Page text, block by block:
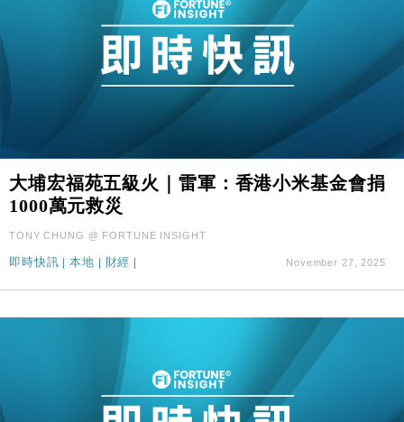
大埔宏福苑五級火｜雷軍：香港小米基金會捐
1000萬元救災
TONY CHUNG @ FORTUNE INSIGHT
即時快訊 |本地 | 財經 | November 27, 2025